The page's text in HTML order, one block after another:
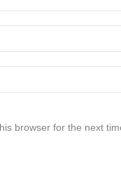
browser for the next